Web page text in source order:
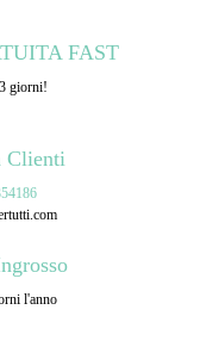
FAST
giorni!
Clienti
l'anno